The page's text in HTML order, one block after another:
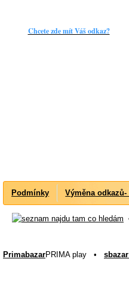
Chcete zde mít Váš odkaz?
Podmínky Výměna
PrimabazarPRIMA play •